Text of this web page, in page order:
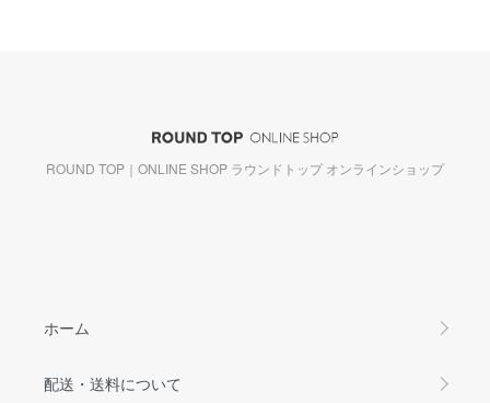
ROUND TOP｜ONLINE SHOP ラウンドトップ オンラインショップ
ホーム
配送・送料について